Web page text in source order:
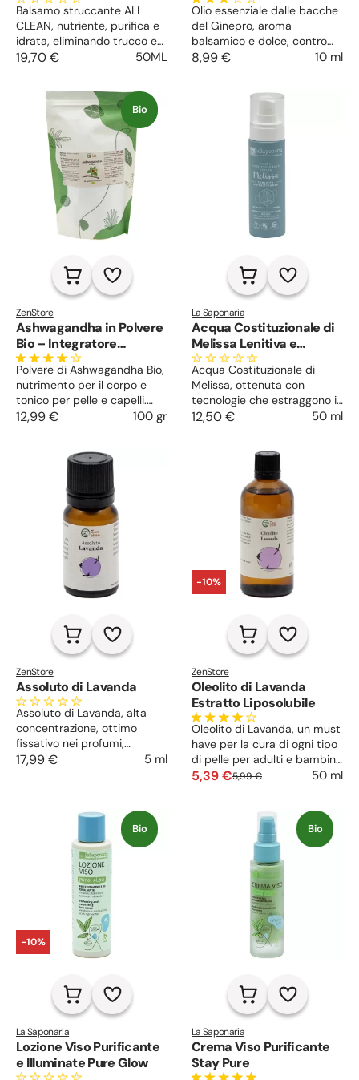
Balsamo struccante ALL
CLEAN, nutriente, purifica e
idrata, eliminando trucco e
impurità senza alterare
19,70 € 50ML
Olio essenziale dalle bacche
del Ginepro, aroma
balsamico e dolce, contro
batteri e infiammazioni,
drenante, neurotonico.
8,99 € 10 ml
Bio
ZenStore
Ashwagandha in Polvere
Bio – Integratore
Ayurvedico Adattogeno
per Stress, Pelle e Vitalità
Polvere di Ashwagandha Bio,
nutrimento per il corpo e
tonico per pelle e capelli.
Aumenta la resistenza allo
dona forza e vitalità.
12,99 € 100 gr
La Saponaria
Acqua Costituzionale di
Melissa Lenitiva e
Purificante
Acqua Costituzionale di
Melissa, ottenuta con
tecnologie che estraggono i
principi attivi integri e super
regolatori del sebo.
12,50 € 50 ml
ZenStore
Assoluto di Lavanda
Assoluto di Lavanda, alta
concentrazione, ottimo
fissativo nei profumi,
rilassante e riequilibrante,
17,99 € 5 ml
-10%
ZenStore
Oleolito di Lavanda
Estratto Liposolubile
Oleolito di Lavanda, un must
have per la cura di ogni tipo
di pelle per adulti e bambini,
purificante e lenitivo su
5,39 €5,99 € 50 ml
Bio
-10%
La Saponaria
Lozione Viso Purificante
e Illuminate Pure Glow
Bio
La Saponaria
Crema Viso Purificante
Stay Pure